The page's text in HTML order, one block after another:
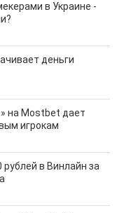
в Украине -
деньги
на Mostbet дает
игрокам
в Винлайн за